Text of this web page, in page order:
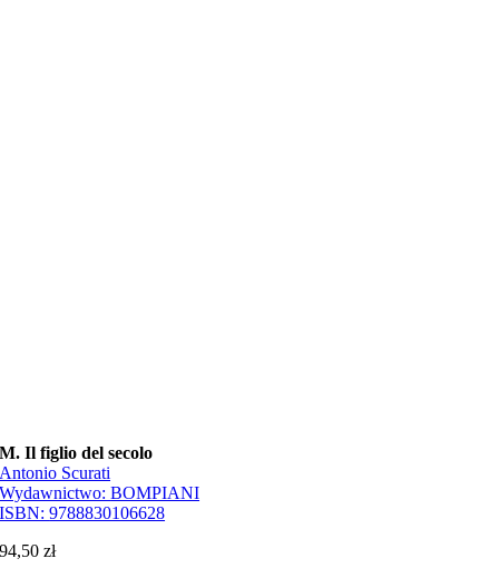
M. Il figlio del secolo
Antonio Scurati
Wydawnictwo:BOMPIANI
ISBN:9788830106628
94,50zł